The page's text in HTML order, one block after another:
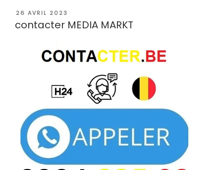
PUBLIÉ
26 AVRIL 2023
contacter MEDIA MARKT